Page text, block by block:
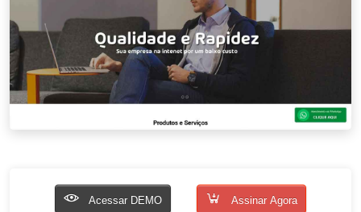
Acessar DEMO Assinar Agora